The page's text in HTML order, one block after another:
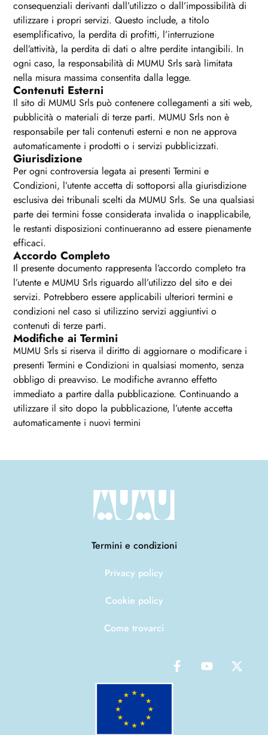
consequenziali derivanti dall’utilizzo o dall’impossibilità di
utilizzare i propri servizi. Questo include, a titolo
esemplificativo, la perdita di profitti, l’interruzione
dell’attività, la perdita di dati o altre perdite intangibili. In
ogni caso, la responsabilità di MUMU Srls sarà limitata
nella misura massima consentita dalla legge.
Contenuti Esterni
Il sito di MUMU Srls può contenere collegamenti a siti web,
pubblicità o materiali di terze parti. MUMU Srls non è
responsabile per tali contenuti esterni e non ne approva
automaticamente i prodotti o i servizi pubblicizzati.
Giurisdizione
Per ogni controversia legata ai presenti Termini e
Condizioni, l’utente accetta di sottoporsi alla giurisdizione
esclusiva dei tribunali scelti da MUMU Srls. Se una qualsiasi
parte dei termini fosse considerata invalida o inapplicabile,
le restanti disposizioni continueranno ad essere pienamente
efficaci.
Accordo Completo
Il presente documento rappresenta l’accordo completo tra
l’utente e MUMU Srls riguardo all’utilizzo del sito e dei
servizi. Potrebbero essere applicabili ulteriori termini e
condizioni nel caso si utilizzino servizi aggiuntivi o
contenuti di terze parti.
Modifiche ai Termini
MUMU Srls si riserva il diritto di aggiornare o modificare i
presenti Termini e Condizioni in qualsiasi momento, senza
obbligo di preavviso. Le modifiche avranno effetto
immediato a partire dalla pubblicazione. Continuando a
utilizzare il sito dopo la pubblicazione, l’utente accetta
automaticamente i nuovi termini
Termini e condizioni
Privacy policy
Cookie policy
Come trovarci